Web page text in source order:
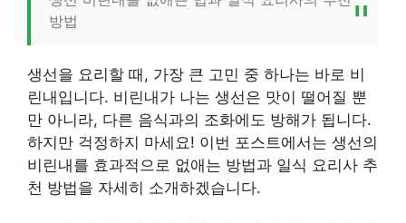
방법
생선을 요리할 때, 가장 큰 고민 중 하나는 바로 비
린내입니다. 비린내가 나는 생선은 맛이 떨어질 뿐
만 아니라, 다른 음식과의 조화에도 방해가 됩니다.
하지만 걱정하지 마세요! 이번 포스트에서는 생선의
비린내를 효과적으로 없애는 방법과 일식 요리사 추
천 방법을 자세히 소개하겠습니다.